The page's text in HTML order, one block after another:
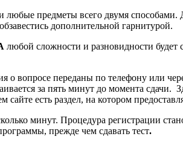
предметы всего двумя способами.
дополнительной гарнитурой.
любой сложности и разновидности
о вопросе переданы по телефону или
за пять минут до момента сдачи.
есть раздел, на котором
минут. Процедура регистрации
прежде чем сдавать тест.